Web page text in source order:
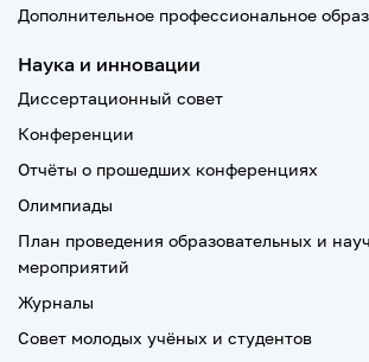
Дополнительное профессиональное
Наука и инновации
Диссертационный совет
Конференции
Отчёты о прошедших конференциях
Олимпиады
План проведения образовательных и
мероприятий
Журналы
Совет молодых учёных и студентов